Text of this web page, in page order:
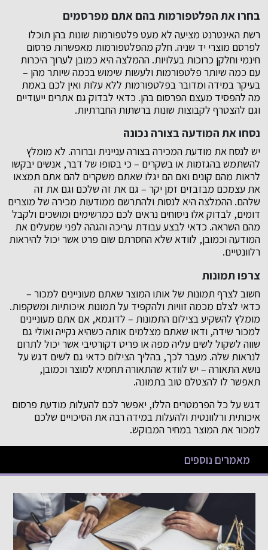
בחרו את הפלטפורמות בהם אתם מפרסמים
רשת האינטרנט מציעה לא מעט פלטפורמות שונות בהן תוכלו
לפרסם מוצרי יד שניה. חלק מהפלטפורמות מאפשרות פרסום
חינמי וחלקן כרוכות בעלויות. ההמלצה היא כמובן לערוך היכרות
עם כמה שיותר פלטפורמות ולעשות שימוש בכמה שיותר מהן –
בעיקר במידה ומדובר בפלטפורמות ללא עלות ואין לכם באמת
מה להפסיד מעצם הפרסום בהן. כדאי לבדוק גם אתרים ייעודיים
וגם להצטרף לקבוצות שונות ברשתות החברתיות.
נסחו את המודעה בצורה נכונה
יש לנסח את מודעת המכירה בצורה עניינית וברורה. לא מומלץ
להשתמש בהגזמות או בשקרים – כי בסופו של דבר, אנשים יבקשו
לראות מהם קונים ואם הם יגלו שאתם משקרים להם אתם תמצאו
את עצמכם מבזבזים זמן יקר – גם את זה שלכם וגם את זה
שלהם. ההמלצה היא לנסות ולהתרשם ממודעות מכירה של מוצרים
דומים, לבדוק אלו ניסוחים נראים לכם כמרשימים ומושכים ולקבל
מהם השראה. כדאי לבצע עבודת עריכה והגהה לפני שמעלים את
המודעה וכמובן, לוודא שלא החסרתם שום פרט אשר יכול להיראות
רלוונטיים.
צרפו תמונות
חשוב לצרף תמונות של אותו המוצר שאתם מעוניינים למכור –
כדאי לצלם מכמה זוויות ולהקפיד על תמונות איכותיות ומשקפות.
מומלץ להשקיע בצילום התמונות – לדוגמא, אם אתם מעוניינים
למכור שידה, ודאו שאתם מצלמים אותה כשהיא נקייה ואולי גם
שווה לשקול לשים עליה מפה או פריט דקורטיבי אשר יכול לתרום
לנראות שלה. מעבר לכך, בהליך הצילום כדאי גם לשים דגש על
נושא התאורה – יש לוודא שהתאורה תחמיא למוצר וכמובן,
תאפשר לו להצטלם טוב בתמונה.
דגש על כל הפרמטרים הללו, יאפשר לכם להעלות מודעת פרסום
איכותית ורלוונטית ולהעלות במידה רבה את הסיכויים שלכם
למכור את המוצר במחיר המבוקש.
מאמרים נוספים